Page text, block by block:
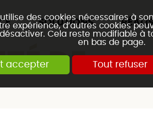
des cookies nécessaires à
expérience, d’autres cookies
Cela reste modifiable à
en bas de page.
accepter Tout refuser
SOLUTIONS
DE